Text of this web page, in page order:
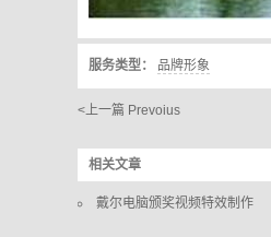
服务类型： 品牌形象
<上一篇 Prevoius
相关文章
戴尔电脑颁奖视频特效制作